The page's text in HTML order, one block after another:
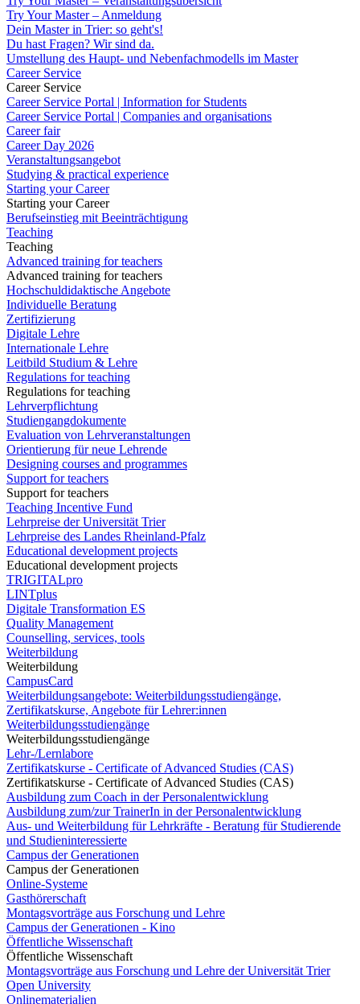
Try Your Master – Anmeldung
Dein Master in Trier: so geht's!
Du hast Fragen? Wir sind da.
Umstellung des Haupt- und Nebenfachmodells im Master
Career Service
Career Service
Career Service Portal | Information for Students
Career Service Portal | Companies and organisations
Career fair
Career Day 2026
Veranstaltungsangebot
Studying & practical experience
Starting your Career
Starting your Career
Berufseinstieg mit Beeinträchtigung
Teaching
Teaching
Advanced training for teachers
Advanced training for teachers
Hochschuldidaktische Angebote
Individuelle Beratung
Zertifizierung
Digitale Lehre
Internationale Lehre
Leitbild Studium & Lehre
Regulations for teaching
Regulations for teaching
Lehrverpflichtung
Studiengangdokumente
Evaluation von Lehrveranstaltungen
Orientierung für neue Lehrende
Designing courses and programmes
Support for teachers
Support for teachers
Teaching Incentive Fund
Lehrpreise der Universität Trier
Lehrpreise des Landes Rheinland-Pfalz
Educational development projects
Educational development projects
TRIGITALpro
LINTplus
Digitale Transformation ES
Quality Management
Counselling, services, tools
Weiterbildung
Weiterbildung
CampusCard
Weiterbildungsangebote: Weiterbildungsstudiengänge,
Zertifikatskurse, Angebote für Lehrer:innen
Weiterbildungsstudiengänge
Weiterbildungsstudiengänge
Lehr-/Lernlabore
Zertifikatskurse - Certificate of Advanced Studies (CAS)
Zertifikatskurse - Certificate of Advanced Studies (CAS)
Ausbildung zum Coach in der Personalentwicklung
Ausbildung zum/zur TrainerIn in der Personalentwicklung
Aus- und Weiterbildung für Lehrkräfte - Beratung für Studierende
und Studieninteressierte
Campus der Generationen
Campus der Generationen
Online-Systeme
Gasthörerschaft
Montagsvorträge aus Forschung und Lehre
Campus der Generationen - Kino
Öffentliche Wissenschaft
Öffentliche Wissenschaft
Montagsvorträge aus Forschung und Lehre der Universität Trier
Open University
Onlinematerialien